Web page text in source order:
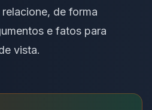
de forma
e fatos para
vista.